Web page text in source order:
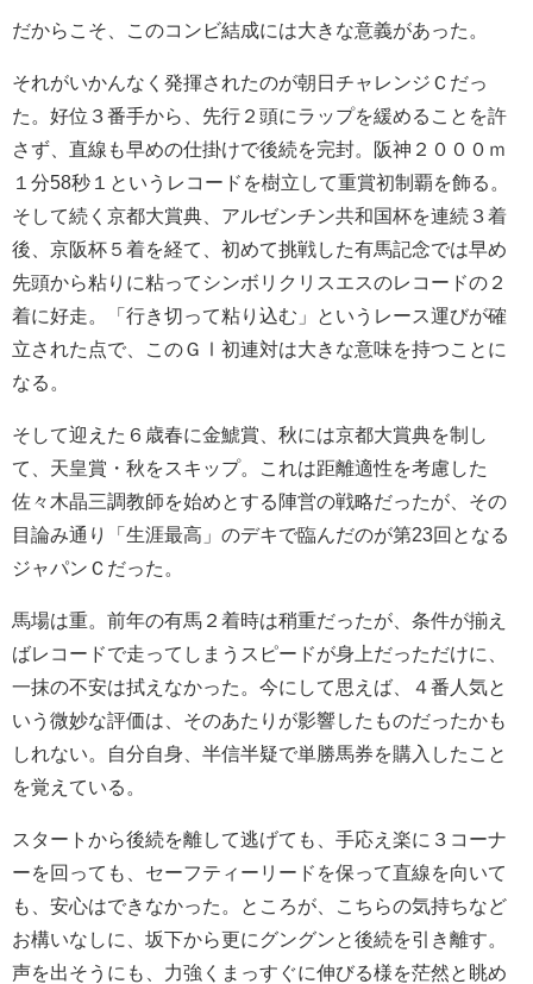
だからこそ、このコンビ結成には大きな意義があった。
それがいかんなく発揮されたのが朝日チャレンジＣだっ
た。好位３番手から、先行２頭にラップを緩めることを許
さず、直線も早めの仕掛けで後続を完封。阪神２０００ｍ
１分58秒１というレコードを樹立して重賞初制覇を飾る。
そして続く京都大賞典、アルゼンチン共和国杯を連続３着
後、京阪杯５着を経て、初めて挑戦した有馬記念では早め
先頭から粘りに粘ってシンボリクリスエスのレコードの２
着に好走。「行き切って粘り込む」というレース運びが確
立された点で、このＧⅠ初連対は大きな意味を持つことに
なる。
そして迎えた６歳春に金鯱賞、秋には京都大賞典を制し
て、天皇賞・秋をスキップ。これは距離適性を考慮した
佐々木晶三調教師を始めとする陣営の戦略だったが、その
目論み通り「生涯最高」のデキで臨んだのが第23回となる
ジャパンＣだった。
馬場は重。前年の有馬２着時は稍重だったが、条件が揃え
ばレコードで走ってしまうスピードが身上だっただけに、
一抹の不安は拭えなかった。今にして思えば、４番人気と
いう微妙な評価は、そのあたりが影響したものだったかも
しれない。自分自身、半信半疑で単勝馬券を購入したこと
を覚えている。
スタートから後続を離して逃げても、手応え楽に３コーナ
ーを回っても、セーフティーリードを保って直線を向いて
も、安心はできなかった。ところが、こちらの気持ちなど
お構いなしに、坂下から更にグングンと後続を引き離す。
声を出そうにも、力強くまっすぐに伸びる様を茫然と眺め